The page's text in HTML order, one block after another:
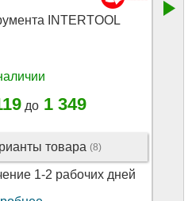
INTERTOOL
до 1 349
товара (8)
1-2 рабочих дней